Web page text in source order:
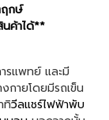
ฤกษ์
นค้าได้**
รแพทย์ และมี
กายโดยมีรถเข็น
ทิวีลแชร์ไฟฟ้าพับ